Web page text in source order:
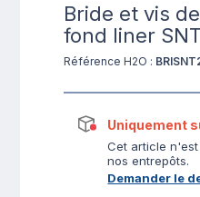
Bride et vis
fond liner
Référence H2O :
Uniquement
Cet article
nos entrepôts.
Demander le